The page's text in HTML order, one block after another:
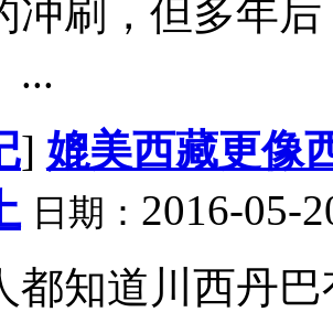
冲刷，但多年
...
] 媲美西藏更像
日期： 2016-05-
都知道川西丹